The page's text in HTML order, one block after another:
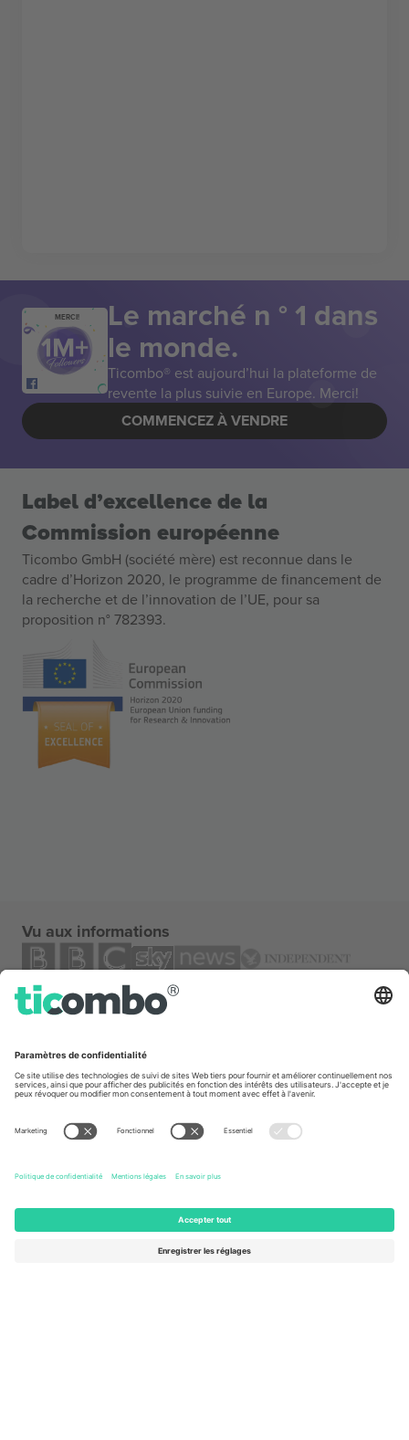
MERCI! Le marché n ° 1 dans
le monde.
Ticombo® est aujourd’hui la plateforme de
revente la plus suivie en Europe. Merci!
COMMENCEZ À VENDRE
Label d’excellence de la
Commission européenne
Ticombo GmbH (société mère) est reconnue dans le
cadre d’Horizon 2020, le programme de financement de
la recherche et de l’innovation de l’UE, pour sa
proposition n° 782393.
Vu aux informations
TixProtect
Programme d'affiliation
Comment ça marche
Centre d'information sur la Coupe
Nous contacter